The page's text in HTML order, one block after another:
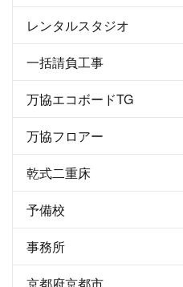
レンタルスタジオ
一括請負工事
万協エコボードTG
万協フロアー
乾式二重床
予備校
事務所